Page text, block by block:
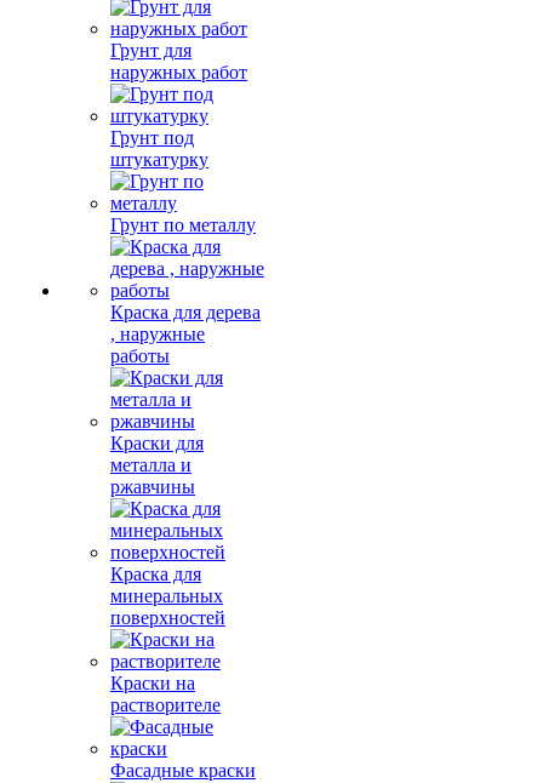
Грунт для
наружных работ
Грунт под
штукатурку
Грунт по металлу
Краска для дерева
, наружные
работы
Краски для
металла и
ржавчины
Краска для
минеральных
поверхностей
Краски на
растворителе
Фасадные краски